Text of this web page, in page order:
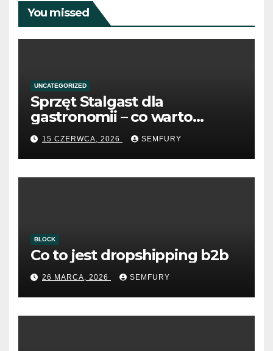
You missed
UNCATEGORIZED
Sprzęt Stalgast dla
gastronomii – co warto
wiedzieć przed zakupem?
15 CZERWCA, 2026 SEMFURY
BLOCK
Co to jest dropshipping b2b
26 MARCA, 2026 SEMFURY